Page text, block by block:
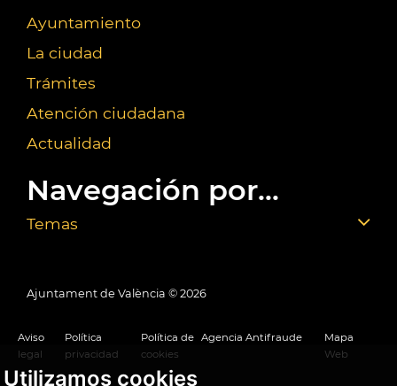
Utilizamos cookies
Ayuntamiento
La ciudad
Trámites
Atención ciudadana
Actualidad
Navegación por...
Temas
Ajuntament de València © 2026
Aviso
legal
Política
privacidad
Política de
cookies
Agencia Antifraude
Mapa
Web